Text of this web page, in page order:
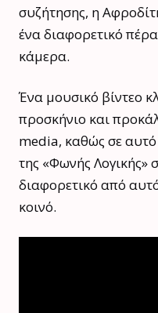
συζήτησης, η
ένα διαφορετικό
κάμερα.
Ένα μουσικό βίντεο
προσκήνιο και
media, καθώς σε
της «Φωνής Λογικής»
διαφορετικό από
κοινό.